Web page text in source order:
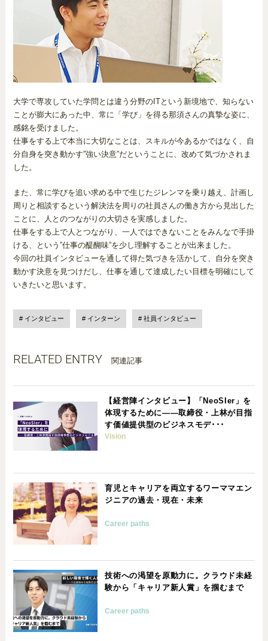
大学で専攻していた学問とは違う分野のITという新境地で、知らない
ことが膨大にあった中、常に「学び」を得る那須さんの真摯な姿に、
感銘を受けました。
仕事をする上で本当に大切なことは、スキルが今あるかではなく、自
分自身を突き動かす”強い決意”だということに、改めて気づかされま
した。
また、常に学びを追い求める中で生じたジレンマを乗り越え、計画し
周りと相談するという解決法を周りの社員さんの働き方から見出した
ことに、人とのつながりの大切さを実感しました。
仕事をする上で人とつながり、一人ではできないことをみんなで手掛
ける、という”仕事の醍醐味”を少し理解することが出来ました。
今回の社員インタビューを通して得た気づきを活かして、自分を突き
動かす決意を見つけだし、仕事を通して達成したい目標を明確にして
いきたいと思います。
インタビュー インターン 社員インタビュー
RELATED ENTRY 関連記事
【経営陣インタビュー】「NeoSIer」を
体現するために——取締役・上林が目指
す価値提供型のビジネスモデ･･･
Vision
育児とキャリアを両立するワーママエン
ジニアの過去・現在・未来
Career paths
技術への渇望を原動力に。クラウド未経
験から「キャリア新人賞」を掴むまで
Career paths